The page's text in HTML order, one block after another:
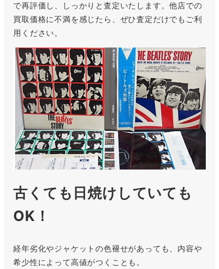
で再評価し、しっかりと査定いたします。他店での
買取価格に不満を感じたら、ぜひ査定だけでもご利
用ください。
古くても日焼けしていても
OK！
経年劣化やジャケットの色褪せがあっても、内容や
希少性によって高値がつくことも。